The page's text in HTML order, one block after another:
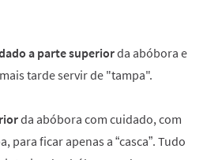
a parte superiorda abóbora e
tarde servir de "tampa".
da abóbora com cuidado, com
para ficar apenas a “casca”. Tudo